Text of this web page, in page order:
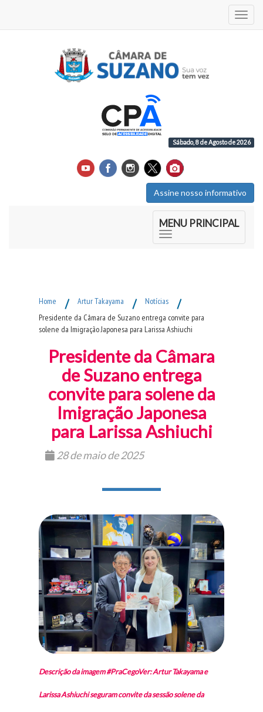
Sábado, 8 de Agosto de 2026
Assine nosso informativo
MENU PRINCIPAL
Home / Artur Takayama / Notícias /
Presidente da Câmara de Suzano entrega convite para
solene da Imigração Japonesa para Larissa Ashiuchi
Presidente da Câmara
de Suzano entrega
convite para solene da
Imigração Japonesa
para Larissa Ashiuchi
28 de maio de 2025
Descrição da imagem #PraCegoVer: Artur Takayama e
Larissa Ashiuchi seguram convite da sessão solene da